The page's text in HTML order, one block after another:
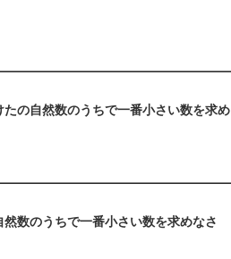
の自然数のうちで一番小さい数を求め
数のうちで一番小さい数を求めなさ